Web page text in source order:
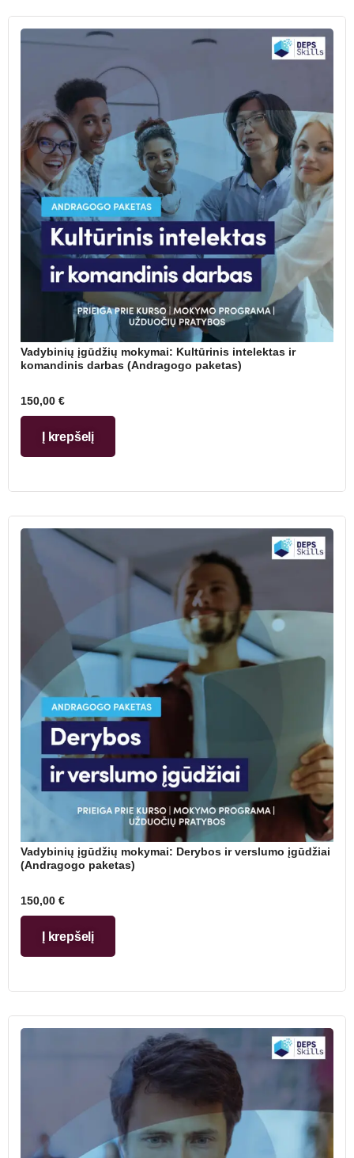
Vadybinių įgūdžių mokymai: Kultūrinis intelektas ir
komandinis darbas (Andragogo paketas)
150,00 €
Į krepšelį
Vadybinių įgūdžių mokymai: Derybos ir verslumo įgūdžiai
(Andragogo paketas)
150,00 €
Į krepšelį